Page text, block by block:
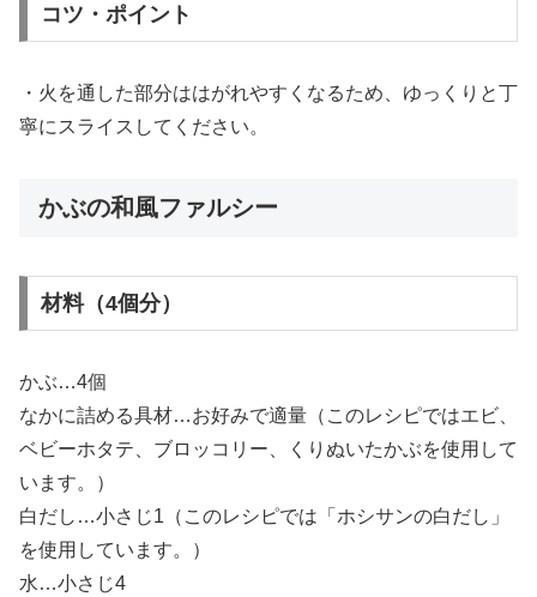
コツ・ポイント
・火を通した部分ははがれやすくなるため、ゆっくりと丁
寧にスライスしてください。
かぶの和風ファルシー
材料（4個分）
かぶ…4個
なかに詰める具材…お好みで適量（このレシピではエビ、
ベビーホタテ、ブロッコリー、くりぬいたかぶを使用して
います。）
白だし…小さじ1（このレシピでは「ホシサンの白だし」
を使用しています。）
水…小さじ4